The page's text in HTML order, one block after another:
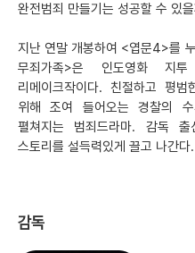
완전범죄 만들기는 성공할 수 있
지난 연말 개봉하여 <엽문4>를
무죄가족>은 인도영화 지투
리메이크작이다. 친절하고 평
위해 조여 들어오는 경찰의
펼쳐지는 범죄드라마. 감독
스토리를 설득력있게 끌고 나간다.
감독